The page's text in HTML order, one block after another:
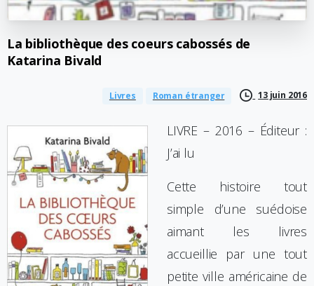
La bibliothèque des coeurs cabossés de
Katarina Bivald
Livres Roman étranger 13 juin 2016
LIVRE – 2016 – Éditeur :
J’ai lu
Cette histoire tout
simple d’une suédoise
aimant les livres
accueillie par une tout
petite ville américaine de